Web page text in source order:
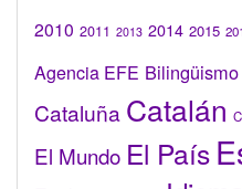
2010 2011 2013 2014 2015
Agencia EFE Bilingüismo
Cataluña Catalán
El Mundo El País